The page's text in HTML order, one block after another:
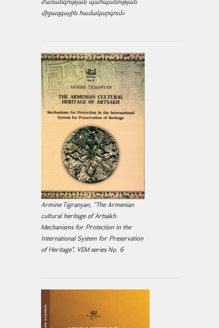
միջազ­գային համակարգում»
Armine Tigranyan, "The Armenian
cultural heritage of Artsakh.
Mechanisms for Protection in the
International System for Preservation
of Heritage", VEM series No. 6